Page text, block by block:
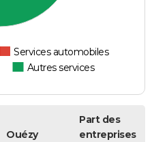
Services automobiles
Autres services
Ouézy
Part des
entreprises